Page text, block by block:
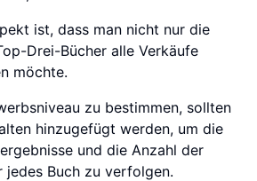
ist, dass man nicht nur die
Drei-Bücher alle Verkäufe
möchte.
zu bestimmen, sollten
hinzugefügt werden, um die
und die Anzahl der
jedes Buch zu verfolgen.